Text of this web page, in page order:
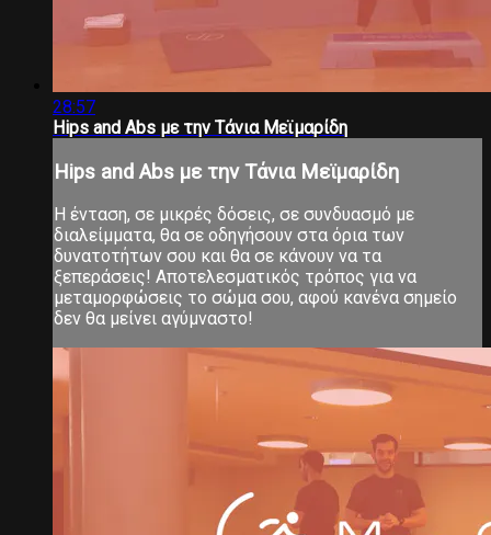
28:57
Hips and Abs με την Τάνια Μεϊμαρίδη
Hips and Abs με την Τάνια Μεϊμαρίδη
Η ένταση, σε μικρές δόσεις, σε συνδυασμό με
διαλείμματα, θα σε οδηγήσουν στα όρια των
δυνατοτήτων σου και θα σε κάνουν να τα
ξεπεράσεις! Αποτελεσματικός τρόπος για να
μεταμορφώσεις το σώμα σου, αφού κανένα σημείο
δεν θα μείνει αγύμναστο!